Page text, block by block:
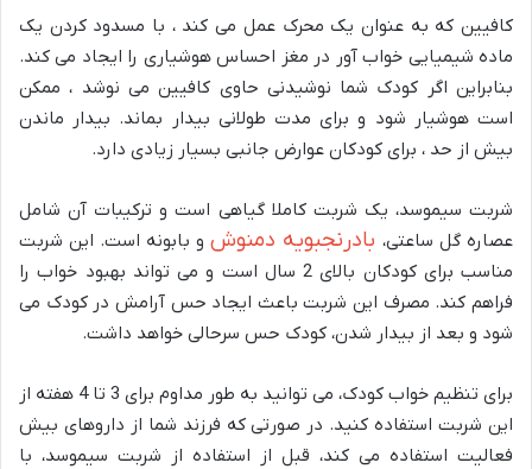
کافیین که به عنوان یک محرک عمل می کند ، با مسدود کردن یک
ماده شیمیایی خواب آور در مغز احساس هوشیاری را ایجاد می کند.
بنابراین اگر کودک شما نوشیدنی حاوی کافیین می نوشد ، ممکن
است هوشیار شود و برای مدت طولانی بیدار بماند. بیدار ماندن
بیش از حد ، برای کودکان عوارض جانبی بسیار زیادی دارد.
شربت سیموسد، یک شربت کاملا گیاهی است و ترکیبات آن شامل
عصاره گل ساعتی، بادرنجبویه دمنوش و بابونه است. این شربت
مناسب برای کودکان بالای 2 سال است و می تواند بهبود خواب را
فراهم کند. مصرف این شربت باعث ایجاد حس آرامش در کودک می
شود و بعد از بیدار شدن، کودک حس سرحالی خواهد داشت.
برای تنظیم خواب کودک، می توانید به طور مداوم برای 3 تا 4 هفته از
این شربت استفاده کنید. در صورتی که فرزند شما از داروهای بیش
فعالیت استفاده می کند، قبل از استفاده از شربت سیموسد، با